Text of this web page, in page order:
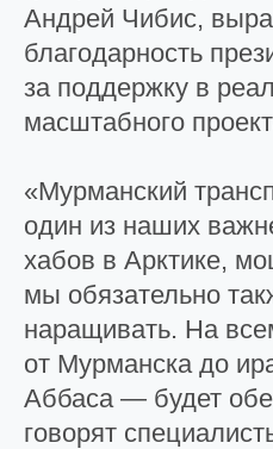
Андрей Чибис,
благодарность
за поддержку в
масштабного
«Мурманский
один из наших
хабов в Арктике,
мы обязательно
наращивать. На
от Мурманска до
Аббаса — будет
говорят